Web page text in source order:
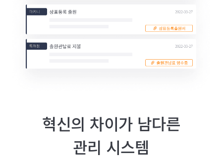
혁신의 차이가 남다른
관리 시스템